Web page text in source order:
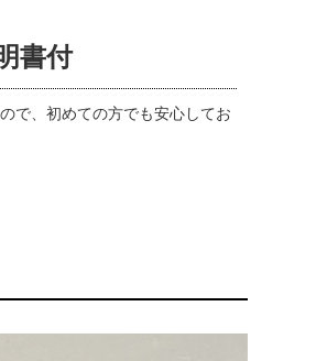
書付
で、初めての方でも安心してお